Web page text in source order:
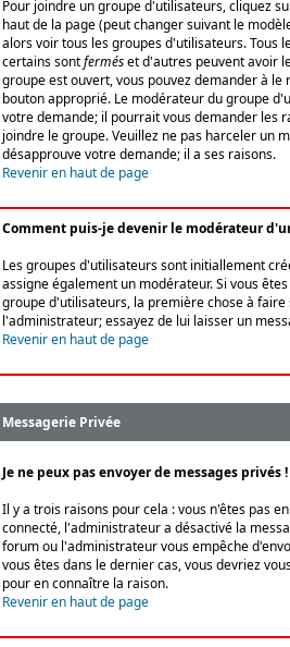
Pour joindre un groupe d'utilisateurs, cliquez
haut de la page (peut changer suivant le
alors voir tous les groupes d'utilisateurs. Tous
certains sontferméset d'autres peuvent avoir
groupe est ouvert, vous pouvez demander à
bouton approprié. Le modérateur du groupe
votre demande; il pourrait vous demander les
joindre le groupe. Veuillez ne pas harceler un
désapprouve votre demande; il a ses raisons.
Revenir en haut de page
Comment puis-je devenir le modérateur
Les groupes d'utilisateurs sont initiallement
assigne également un modérateur. Si vous
groupe d'utilisateurs, la première chose à
l'administrateur; essayez de lui laisser un
Revenir en haut de page
Messagerie Privée
Je ne peux pas envoyer de messages privés !
Il y a trois raisons pour cela : vous n'êtes pas
connecté, l'administrateur a désactivé la
forum ou l'administrateur vous empêche
vous êtes dans le dernier cas, vous devriez
pour en connaître la raison.
Revenir en haut de page